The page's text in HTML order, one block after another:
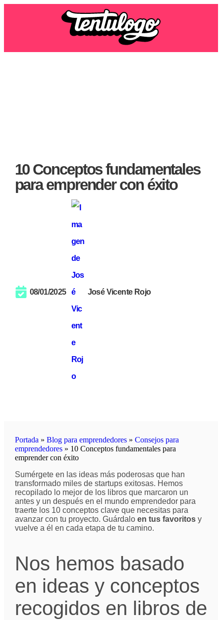
10 Conceptos fundamentales
para emprender con éxito
08/01/2025 José Vicente Rojo
Portada » Blog para emprendedores» Consejos para
emprendedores» 10 Conceptos fundamentales para
emprender con éxito
Sumérgete en las ideas más poderosas que han
transformado miles de startups exitosas. Hemos
recopilado lo mejor de los libros que marcaron un
antes y un después en el mundo emprendedor para
traerte los 10 conceptos clave que necesitas para
avanzar con tu proyecto. Guárdalo en tus favoritosy
vuelve a él en cada etapa de tu camino.
Nos hemos basado
en ideas y conceptos
recogidos en libros de